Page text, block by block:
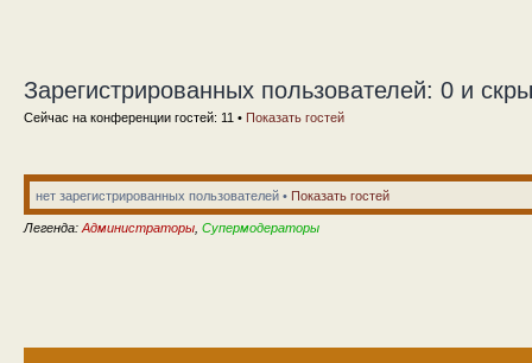
Зарегистрированных пользователей: 0 и
Сейчас на конференции гостей: 11 • Показать гостей
нет зарегистрированных пользователей • Показать гостей
Легенда: Администраторы Супермодераторы